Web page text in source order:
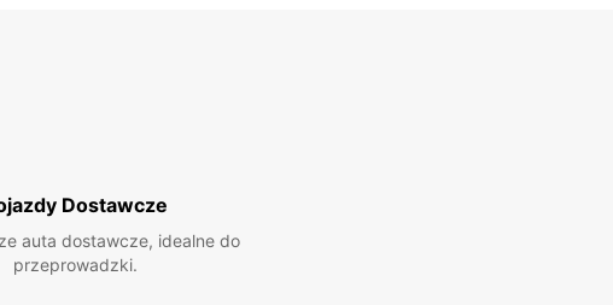
Dostawcze
auta dostawcze, idealne do
przeprowadzki.